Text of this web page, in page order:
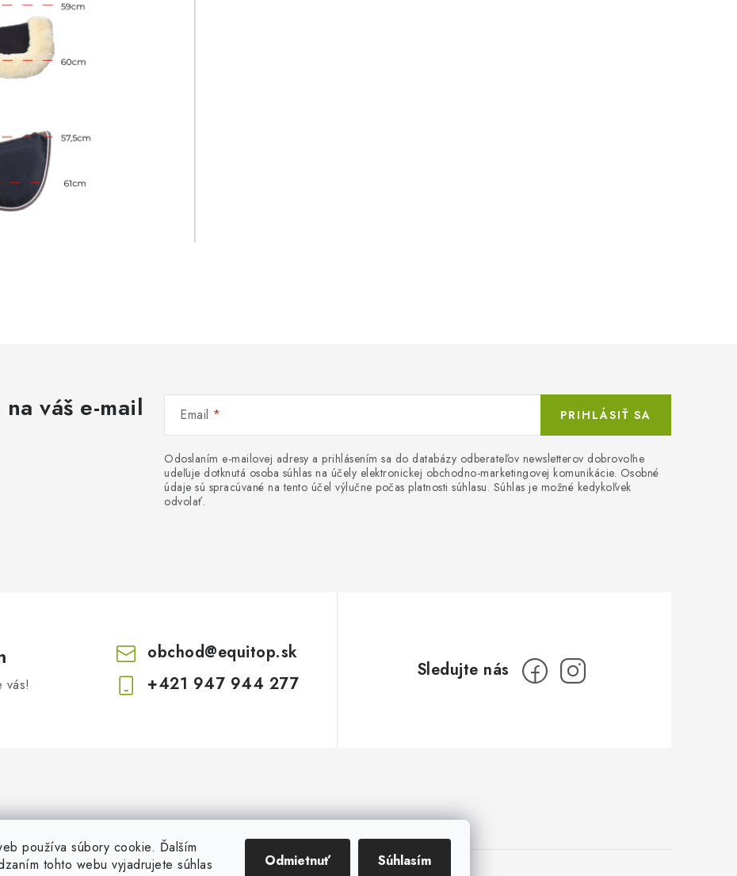
používa súbory cookie. Ďalším
tohto webu vyjadrujete súhlas
Odmietnuť Súhlasím
váš e-mail Email
Odoslaním e-mailovej adresy a prihlásením sa do databázy odberateľov newsletterov dobrovoľne
udeľuje dotknutá osoba súhlas na účely elektronickej obchodno-marketingovej komunikácie. Osobné
údaje sú spracúvané na tento účel výlučne počas platnosti súhlasu. Súhlas je možné kedykoľvek
odvolať.
PRIHLÁSIŤ SA
vás!
obchod@equitop.sk
+421 947 944 277